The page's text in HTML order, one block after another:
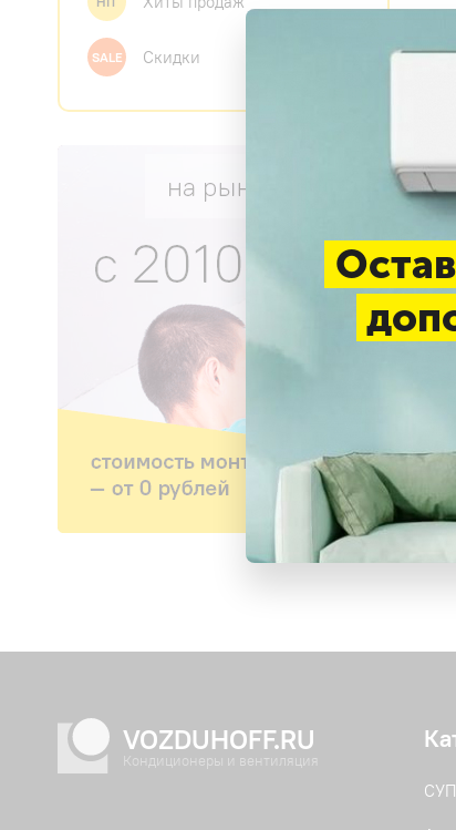
SALE Скидки
VOZDUHOFF.RU
Кондиционеры и вентиляция